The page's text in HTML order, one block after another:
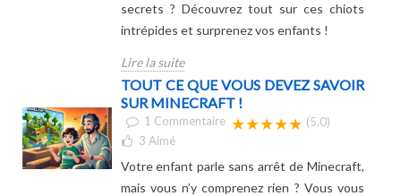
secrets ? Découvrez tout sur ces chiots
intrépides et surprenez vos enfants !
Lire la suite
TOUT CE QUE VOUS DEVEZ SAVOIR
SUR MINECRAFT !
1 Commentaire ★★★★★ (5.0)
3 Aimé
Votre enfant parle sans arrêt de Minecraft,
mais vous n’y comprenez rien ? Vous vous